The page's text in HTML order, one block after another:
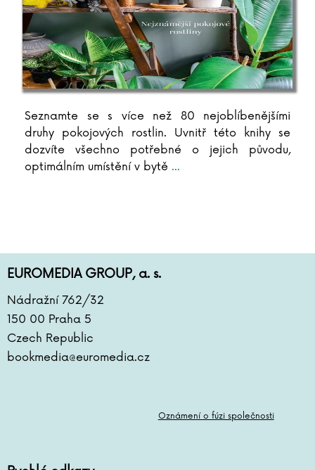
Seznamte se s více než 80 nejoblíbenějšími
druhy pokojových rostlin. Uvnitř této knihy se
dozvíte všechno potřebné o jejich původu,
optimálním umístění v bytě ...
EUROMEDIA GROUP, a. s.
Nádražní 762/32
150 00 Praha 5
Czech Republic
bookmedia@euromedia.cz
Oznámení o fúzi společnosti